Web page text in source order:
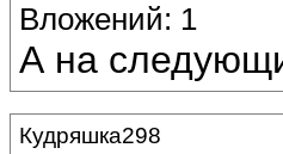
Вложений: 1
А на
Кудряшка298